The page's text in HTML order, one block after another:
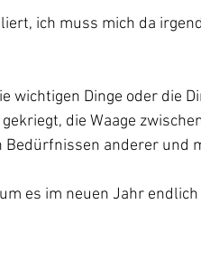
ich muss mich da
Dinge oder die
die Waage
Bedürfnissen anderer und
es im neuen Jahr